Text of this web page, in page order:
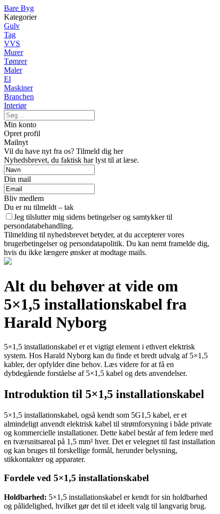
Bare Byg
Kategorier
Gulv
Tag
VVS
Murer
Tømrer
Maler
El
Maskiner
Branchen
Interiør
Min konto
Opret profil
Mailnyt
Vil du have nyt fra os? Tilmeld dig her
Nyhedsbrevet, du faktisk har lyst til at læse.
Din mail
Bliv medlem
Du er nu tilmeldt – tak
Jeg tilslutter mig sidens betingelser og samtykker til
persondatabehandling.
Tilmelding til nyhedsbrevet betyder, at du accepterer vores
brugerbetingelser og persondatapolitik. Du kan nemt framelde dig,
hvis du ikke længere ønsker at modtage mails.
Alt du behøver at vide om
5×1,5 installationskabel fra
Harald Nyborg
5×1,5 installationskabel er et vigtigt element i ethvert elektrisk
system. Hos Harald Nyborg kan du finde et bredt udvalg af 5×1,5
kabler, der opfylder dine behov. Læs videre for at få en
dybdegående forståelse af 5×1,5 kabel og dets anvendelser.
Introduktion til 5×1,5 installationskabel
5×1,5 installationskabel, også kendt som 5G1,5 kabel, er et
almindeligt anvendt elektrisk kabel til strømforsyning i både private
og kommercielle installationer. Dette kabel består af fem ledere med
en tværsnitsareal på 1,5 mm² hver. Det er velegnet til fast installation
og kan bruges til forskellige formål, herunder belysning,
stikkontakter og apparater.
Fordele ved 5×1,5 installationskabel
Holdbarhed: 5×1,5 installationskabel er kendt for sin holdbarhed
og pålidelighed, hvilket gør det til et ideelt valg til langvarig brug.